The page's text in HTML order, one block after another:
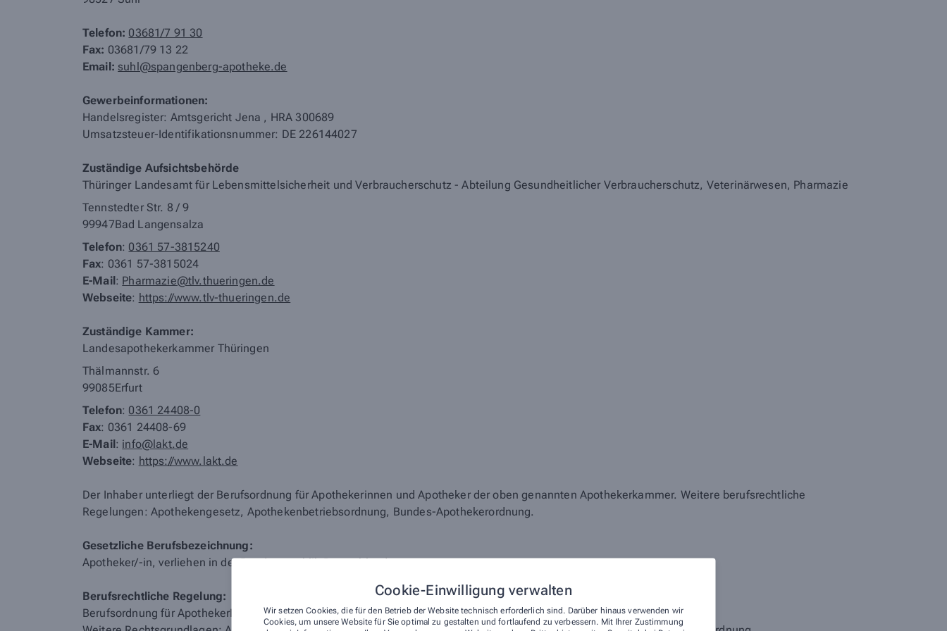
Cookie-Einwilligung verwalten
Wir setzen Cookies, die für den Betrieb der Website technisch erforderlich sind. Darüber hinaus verwenden wir
Cookies, um unsere Website für Sie optimal zu gestalten und fortlaufend zu verbessern. Mit Ihrer Zustimmung
Telefon: 03681/7 91 30
Fax: 03681/79 13 22
Email: suhl@spangenberg-apotheke.de
Gewerbeinformationen:
Handelsregister: Amtsgericht Jena , HRA 300689
Umsatzsteuer-Identifikationsnummer: DE 226144027
Zuständige Aufsichtsbehörde
Thüringer Landesamt für Lebensmittelsicherheit und Verbraucherschutz - Abteilung Gesundheitlicher Verbraucherschutz, Veterinärwesen, Pharmazie
Tennstedter Str. 8 / 9
99947Bad Langensalza
Telefon: 0361 57-3815240
Fax: 0361 57-3815024
E-Mail: Pharmazie@tlv.thueringen.de
Webseite: https://www.tlv-thueringen.de
Zuständige Kammer:
Landesapothekerkammer Thüringen
Thälmannstr. 6
99085Erfurt
Telefon: 0361 24408-0
Fax: 0361 24408-69
E-Mail: info@lakt.de
Webseite: https://www.lakt.de
Der Inhaber unterliegt der Berufsordnung für Apothekerinnen und Apotheker der oben genannten Apothekerkammer. Weitere berufsrechtliche
Regelungen: Apothekengesetz, Apothekenbetriebsordnung, Bundes-Apothekerordnung.
Gesetzliche Berufsbezeichnung:
Apotheker/-in, verliehen in der Bundesrepublik Deutschland
Berufsrechtliche Regelung:
Berufsordnung für ApothekerInnen der Landesapothekerkammer Thüringen